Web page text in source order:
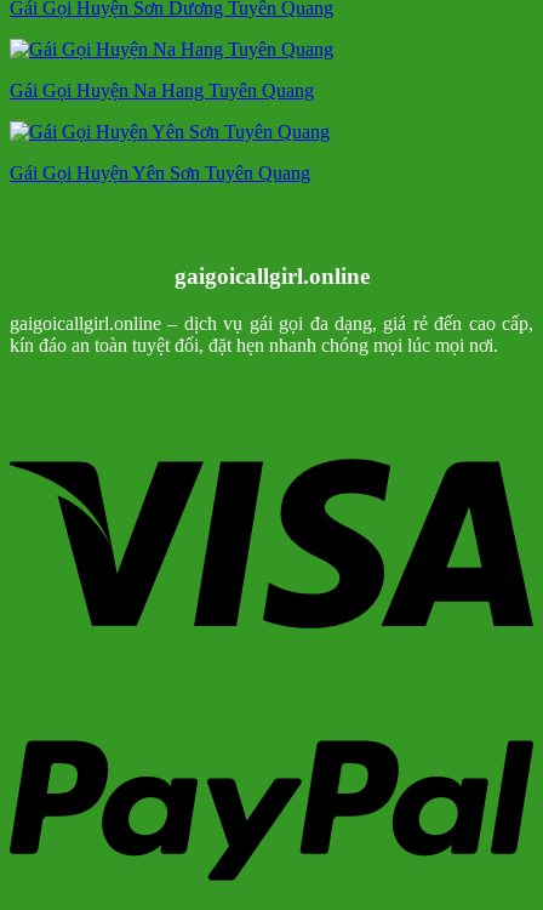
Gái Gọi Huyện Sơn Dương Tuyên Quang
Gái Gọi Huyện Na Hang Tuyên Quang
Gái Gọi Huyện Yên Sơn Tuyên Quang
gaigoicallgirl.online
gaigoicallgirl.online – dịch vụ gái gọi đa dạng, giá rẻ đến cao cấp,
kín đáo an toàn tuyệt đối, đặt hẹn nhanh chóng mọi lúc mọi nơi.